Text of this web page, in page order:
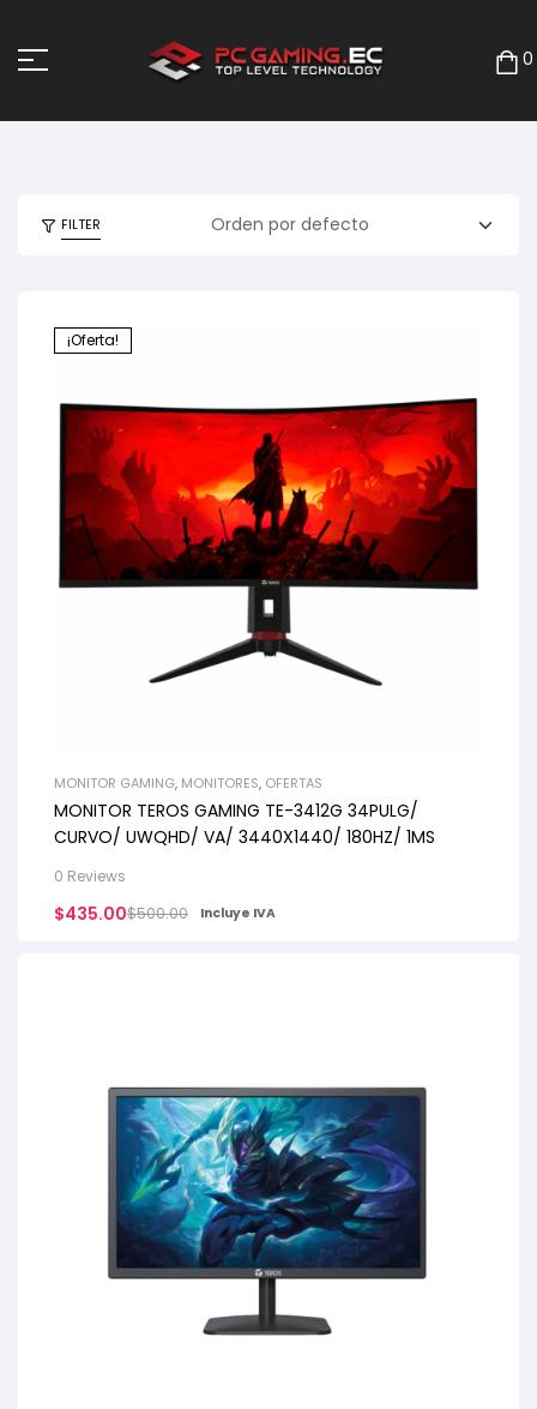
0
FILTER
¡Oferta!
MONITOR GAMING, MONITORES, OFERTAS
MONITOR TEROS GAMING TE-3412G 34PULG/
CURVO/ UWQHD/ VA/ 3440X1440/ 180HZ/ 1MS
0 Reviews
$500.00
$435.00 Incluye IVA